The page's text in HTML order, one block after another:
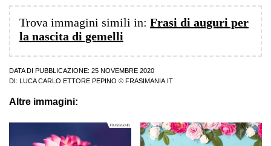
Trova immagini simili in: Frasi di auguri per
la nascita di gemelli
DATA DI PUBBLICAZIONE: 25 NOVEMBRE 2020
DI:
LUCA CARLO ETTORE PEPINO © FRASIMANIA.IT
Altre immagini: